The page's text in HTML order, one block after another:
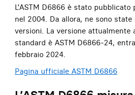
L’ASTM D6866 è stato
nel 2004. Da allora, ne sono
versioni. La versione attualmente
standard è ASTM D6866-24,
febbraio 2024.
Pagina ufficiale ASTM D6866